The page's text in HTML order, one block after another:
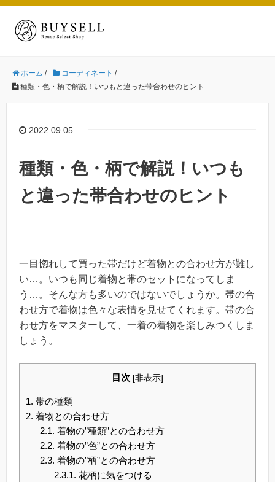
ホーム / コーディネート /
種類・色・柄で解説！いつもと違った帯合わせのヒント
2022.09.05
種類・色・柄で解説！いつも
と違った帯合わせのヒント
一目惚れして買った帯だけど着物との合わせ方が難し
い…。いつも同じ着物と帯のセットになってしま
う…。そんな方も多いのではないでしょうか。帯の合
わせ方で着物は色々な表情を見せてくれます。帯の合
わせ方をマスターして、一着の着物を楽しみつくしま
しょう。
目次 [非表示]
1. 帯の種類
2. 着物との合わせ方
2.1. 着物の”種類”との合わせ方
2.2. 着物の”色”との合わせ方
2.3. 着物の”柄”との合わせ方
2.3.1. 花柄に気をつける